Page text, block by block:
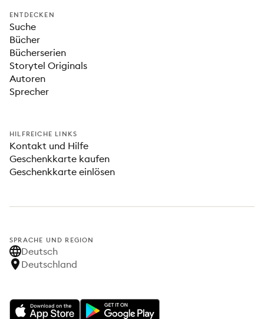
ENTDECKEN
Suche
Bücher
Bücherserien
Storytel Originals
Autoren
Sprecher
HILFREICHE LINKS
Kontakt und Hilfe
Geschenkkarte kaufen
Geschenkkarte einlösen
SPRACHE UND REGION
Deutsch
Deutschland